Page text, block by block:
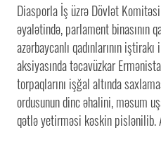
Diasporla İş üzrə Dövlət
əyalətində, parlament binasının
azərbaycanlı qadınlarının
aksiyasında təcavüzkar
torpaqlarını işğal altında
ordusunun dinc əhalini, məsum
qətlə yetirməsi kəskin pislənilib.